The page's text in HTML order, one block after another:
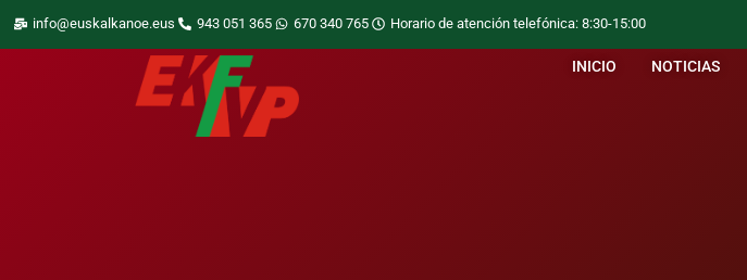
info@euskalkanoe.eus 943 051 365 670 340 765 Horario de atención telefónica: 8:30-15:00
INICIO NOTICIAS